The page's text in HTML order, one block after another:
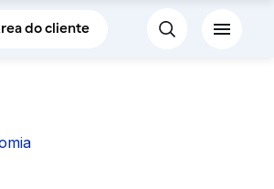
principal
do cliente